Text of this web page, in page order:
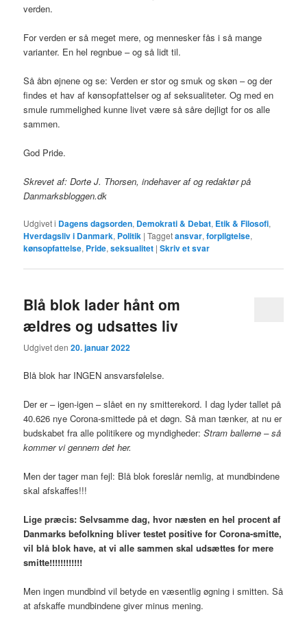
verden.
For verden er så meget mere, og mennesker fås i så mange
varianter. En hel regnbue – og så lidt til.
Så åbn øjnene og se: Verden er stor og smuk og skøn – og der
findes et hav af kønsopfattelser og af seksualiteter. Og med en
smule rummelighed kunne livet være så såre dejligt for os alle
sammen.
God Pride.
Skrevet af: Dorte J. Thorsen, indehaver af og redaktør på
Danmarksbloggen.dk
Udgivet i Dagens dagsorden, Demokrati & Debat, Etik & Filosofi,
Hverdagsliv i Danmark, Politik |Taggetansvar,forpligtelse,
kønsopfattelse, Pride,seksualitet |Skriv et svar
Blå blok lader hånt om
ældres og udsattes liv
Udgivet den20. januar 2022
Blå blok har INGEN ansvarsfølelse.
Der er – igen-igen – slået en ny smitterekord. I dag lyder tallet på
40.626 nye Corona-smittede på et døgn. Så man tænker, at nu er
budskabet fra alle politikere og myndigheder:Stram ballerne – så
kommer vi gennem det her.
Men der tager man fejl: Blå blok foreslår nemlig, at mundbindene
skal afskaffes!!!
Lige præcis: Selvsamme dag, hvor næsten en hel procent af
Danmarks befolkning bliver testet positive for Corona-smitte,
vil blå blok have, at vi alle sammen skal udsættes for mere
smitte!!!!!!!!!!!!
Men ingen mundbind vil betyde en væsentlig øgning i smitten. Så
at afskaffe mundbindene giver minus mening.